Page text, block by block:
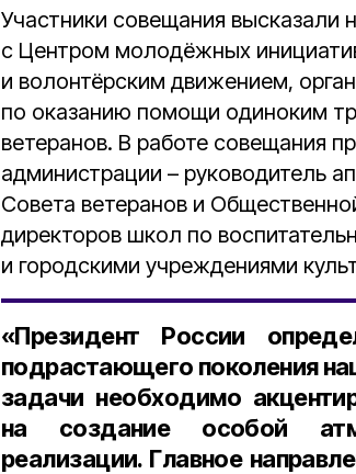
Участники совещания высказали
с Центром молодёжных
и волонтёрским движением,
по оказанию помощи одиноким
ветеранов. В работе совещания
администрации – руководитель
Совета ветеранов и
директоров школ по
и городскими учреждениями
«Президент России
подрастающего поколения
задачи необходимо
на создание особой
реализации. Главное